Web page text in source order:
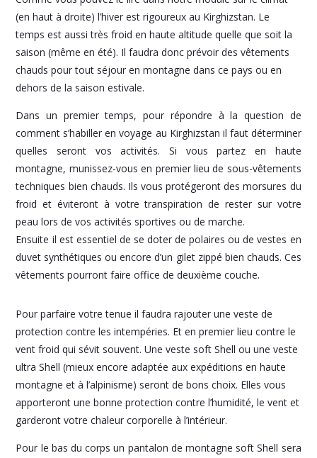
(en haut à droite) l’hiver est rigoureux au Kirghizstan. Le
temps est aussi très froid en haute altitude quelle que soit la
saison (même en été). Il faudra donc prévoir des vêtements
chauds pour tout séjour en montagne dans ce pays ou en
dehors de la saison estivale.
Dans un premier temps, pour répondre à la question de
comment s’habiller en voyage au Kirghizstan il faut déterminer
quelles seront vos activités. Si vous partez en haute
montagne, munissez-vous en premier lieu de sous-vêtements
techniques bien chauds. Ils vous protégeront des morsures du
froid et éviteront à votre transpiration de rester sur votre
peau lors de vos activités sportives ou de marche.
Ensuite il est essentiel de se doter de polaires ou de vestes en
duvet synthétiques ou encore d’un gilet zippé bien chauds. Ces
vêtements pourront faire office de deuxième couche.
Pour parfaire votre tenue il faudra rajouter une veste de
protection contre les intempéries. Et en premier lieu contre le
vent froid qui sévit souvent. Une veste soft Shell ou une veste
ultra Shell (mieux encore adaptée aux expéditions en haute
montagne et à l’alpinisme) seront de bons choix. Elles vous
apporteront une bonne protection contre l’humidité, le vent et
garderont votre chaleur corporelle à l’intérieur.
Pour le bas du corps un pantalon de montagne soft Shell sera